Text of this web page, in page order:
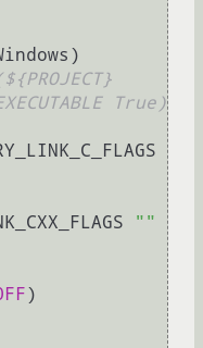
True)
""